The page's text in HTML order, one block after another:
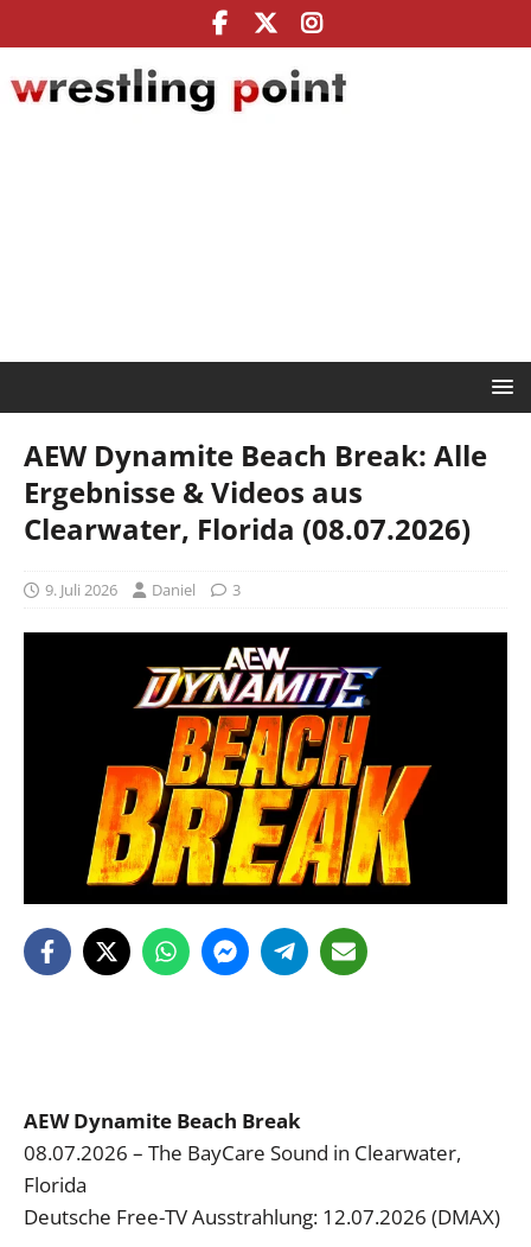
AEW Dynamite Beach Break: Alle
Ergebnisse & Videos aus
Clearwater, Florida (08.07.2026)
9. Juli 2026 Daniel 3
AEW Dynamite Beach Break
08.07.2026 – The BayCare Sound in Clearwater,
Florida
Deutsche Free-TV Ausstrahlung: 12.07.2026 (DMAX)